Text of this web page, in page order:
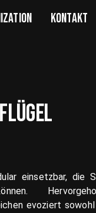
KONTAKT
einsetzbar, die
evoziert